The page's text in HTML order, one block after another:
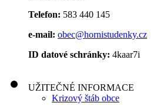
Telefon: 583 440 145
e-mail: obec@hornistudenky.cz
ID datové schránky: 4kaar7i
UŽITEČNÉ INFORMACE
Krizový štáb obce